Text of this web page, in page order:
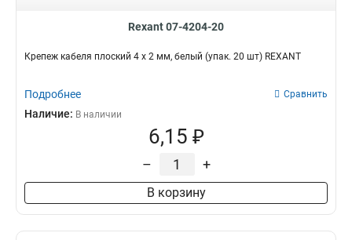
Rexant 07-4204-20
Крепеж кабеля плоский 4 х 2 мм, белый (упак. 20 шт) REXANT
Подробнее Сравнить
Наличие: В наличии
6,15 ₽
– +
В корзину